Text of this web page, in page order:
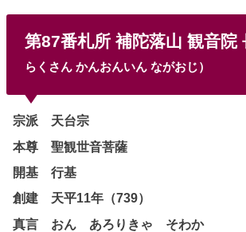
第87番札所 補陀落山 観音院
らくさん かんおんいん ながおじ）
宗派 天台宗
本尊 聖観世音菩薩
開基 行基
創建 天平11年（739）
真言 おん あろりきゃ そわか